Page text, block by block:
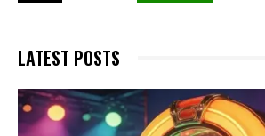
LATEST POSTS